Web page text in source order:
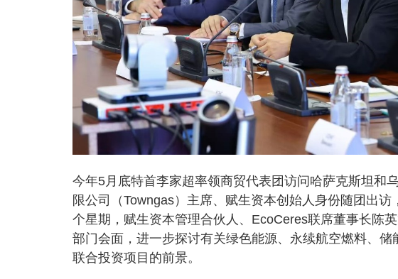
今年5月底特首李家超率领商贸代表团访问哈萨克斯坦和
限公司（Towngas）主席、赋生资本创始人身份随团出
个星期，赋生资本管理合伙人、EcoCeres联席董事长陈
部门会面，进一步探讨有关绿色能源、永续航空燃料、
联合投资项目的前景。